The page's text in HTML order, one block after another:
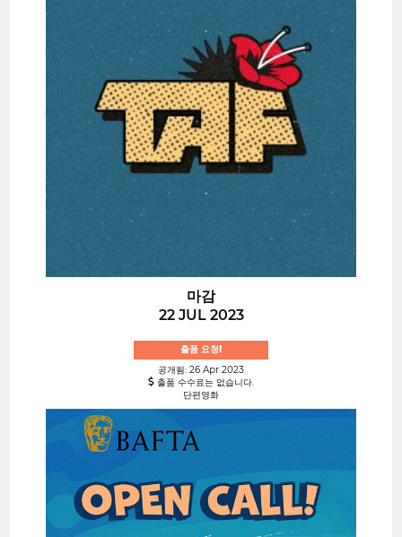
마감
22 JUL 2023
출품 요청!
공개됨: 26 Apr 2023
출품 수수료는 없습니다.
단편영화